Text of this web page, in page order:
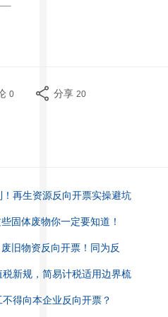
0 分享 20
再生资源反向开票实操避坑
固体废物你一定要知道！
旧物资反向开票！同为反
新规，简易计税适用边界梳
得向本企业反向开票？